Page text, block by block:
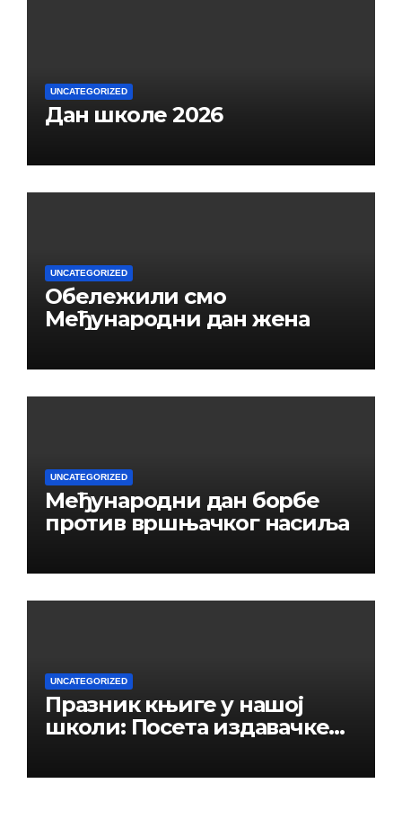
UNCATEGORIZED
Дан школе 2026
UNCATEGORIZED
Обележили смо
Међународни дан жена
UNCATEGORIZED
Међународни дан борбе
против вршњачког насиља
UNCATEGORIZED
Празник књиге у нашој
школи: Посета издавачке
Јединство“